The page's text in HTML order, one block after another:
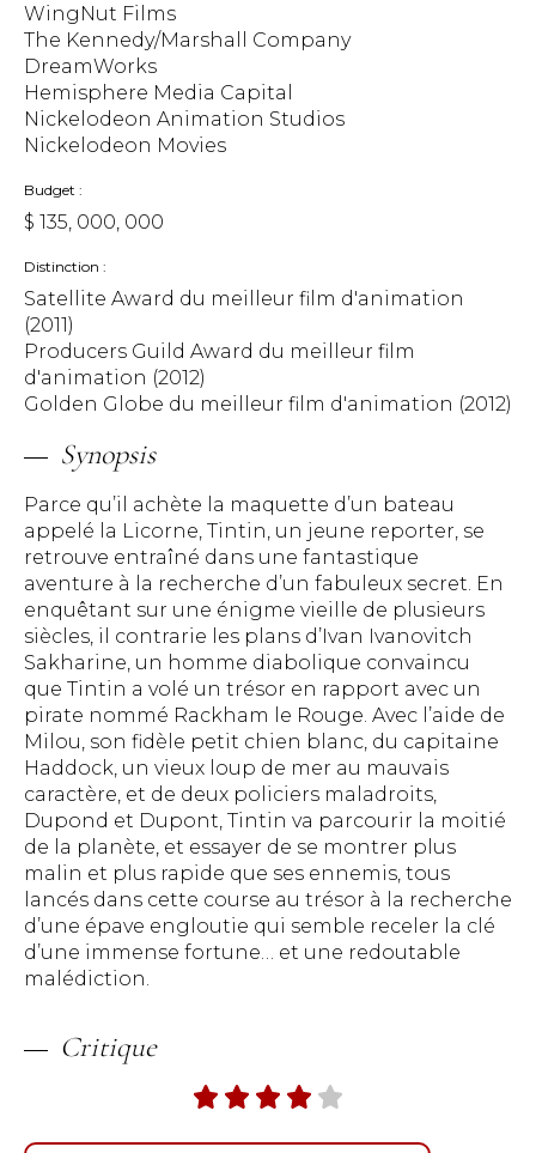
WingNut Films
The Kennedy/Marshall Company
DreamWorks
Hemisphere Media Capital
Nickelodeon Animation Studios
Nickelodeon Movies
Budget
$ 135, 000, 000
Distinction
Satellite Award du meilleur film d'animation
(2011)
Producers Guild Award du meilleur film
d'animation (2012)
Golden Globe du meilleur film d'animation (2012)
Synopsis
Parce qu’il achète la maquette d’un bateau
appelé la Licorne, Tintin, un jeune reporter, se
retrouve entraîné dans une fantastique
aventure à la recherche d’un fabuleux secret. En
enquêtant sur une énigme vieille de plusieurs
siècles, il contrarie les plans d’Ivan Ivanovitch
Sakharine, un homme diabolique convaincu
que Tintin a volé un trésor en rapport avec un
pirate nommé Rackham le Rouge. Avec l’aide de
Milou, son fidèle petit chien blanc, du capitaine
Haddock, un vieux loup de mer au mauvais
caractère, et de deux policiers maladroits,
Dupond et Dupont, Tintin va parcourir la moitié
de la planète, et essayer de se montrer plus
malin et plus rapide que ses ennemis, tous
lancés dans cette course au trésor à la recherche
d’une épave engloutie qui semble receler la clé
d’une immense fortune… et une redoutable
malédiction.
Critique